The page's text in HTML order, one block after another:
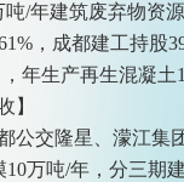
吨/年建筑废弃物资
，成都建工持股
年生产再生混凝土
】
公交隆星、濛江集
10万吨/年，分三